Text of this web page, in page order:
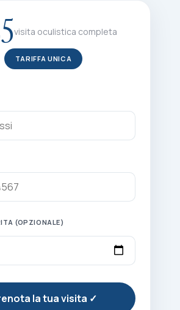
visita oculistica completa
TARIFFA UNICA
(OPZIONALE)